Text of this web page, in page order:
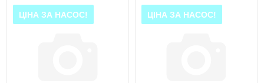
ЦІНА ЗА НАСОС! ЦІНА ЗА НАСОС!